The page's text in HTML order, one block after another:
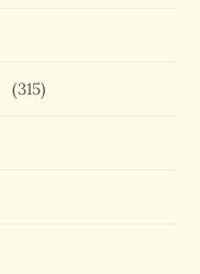
(315)